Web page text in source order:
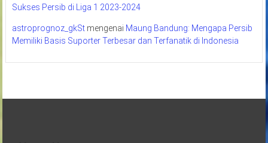
Sukses Persib di Liga 1 2023-2024
astroprognoz_gkStmengenai Maung Bandung: Mengapa Persib
Memiliki Basis Suporter Terbesar dan Terfanatik di Indonesia